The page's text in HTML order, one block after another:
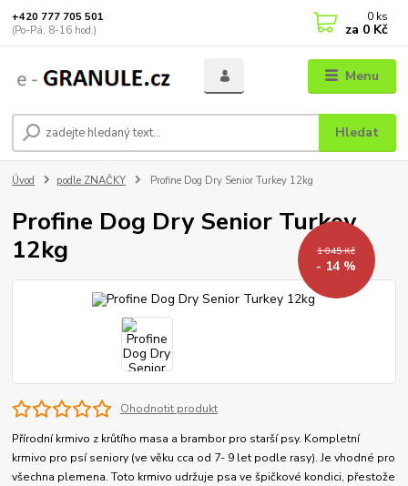
Menu
Hledat
+420 777 705 501
(Po-Pá, 8-16 hod.)
0 ks
za 0 Kč
Úvod podle ZNAČKY Profine Dog Dry Senior Turkey 12kg
Profine Dog Dry Senior Turkey
12kg
1 045 Kč
- 14 %
Ohodnotit produkt
Přírodní krmivo z krůtího masa a brambor pro starší psy. Kompletní
krmivo pro psí seniory (ve věku cca od 7- 9 let podle rasy). Je vhodné pro
všechna plemena. Toto krmivo udržuje psa ve špičkové kondici, přestože